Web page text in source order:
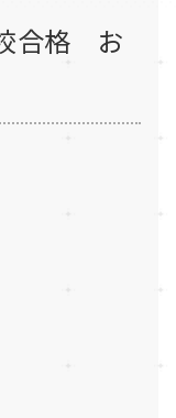
合格 お